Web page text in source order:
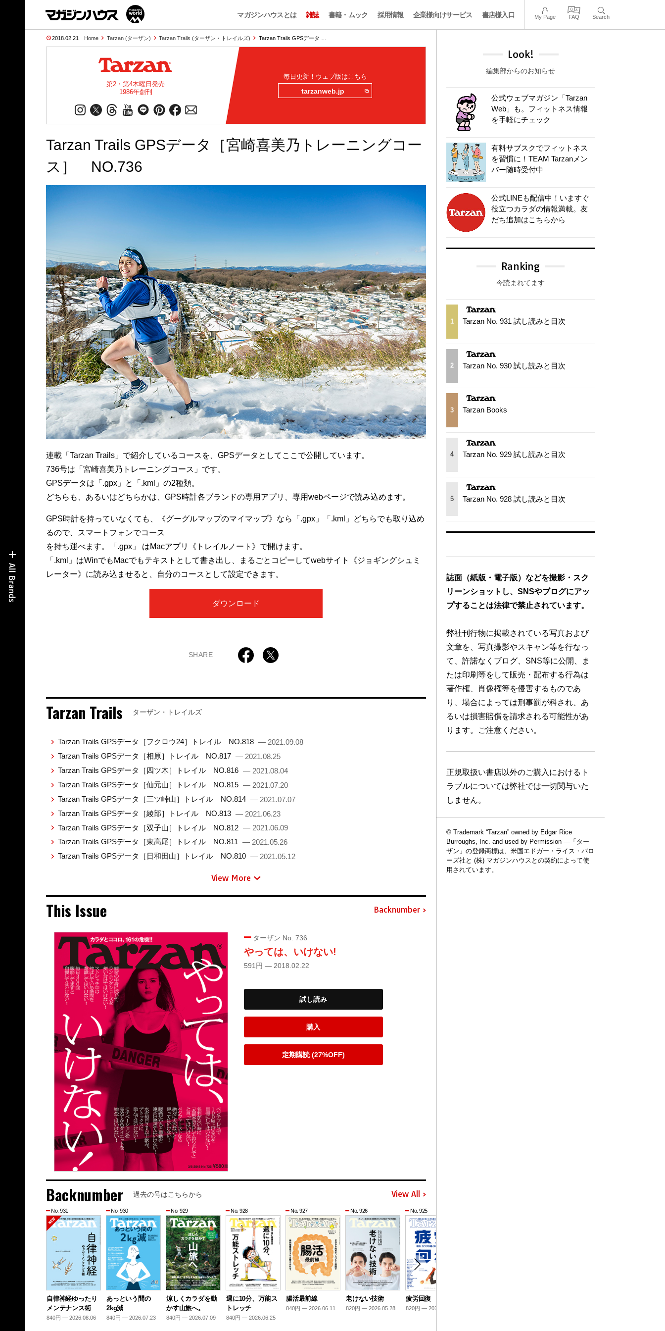
マガジンハウスとは 雑誌 書籍・ムック 採用情報 企業様向けサービス 書店様入口 My Page FAQ Search
2018.02.21 Home Tarzan (ターザン) Tarzan Trails (ターザン・トレイルズ) Tarzan Trails GPSデータ …
第2・第4木曜日発売
1986年創刊
毎日更新！ウェブ版はこちら
tarzanweb.jp
Tarzan Trails GPSデータ［宮崎喜美乃トレーニングコー
ス］ NO.736
連載「Tarzan Trails」で紹介しているコースを、GPSデータとしてここで公開しています。
736号は「宮崎喜美乃トレーニングコース」です。
GPSデータは「.gpx」と「.kml」の2種類。
どちらも、あるいはどちらかは、GPS時計各ブランドの専用アプリ、専用webページで読み込めます。
GPS時計を持っていなくても、《グーグルマップのマイマップ》なら「.gpx」「.kml」どちらでも取り込め
るので、スマートフォンでコース
を持ち運べます。「.gpx」 はMacアプリ《トレイルノート》で開けます。
「.kml」はWinでもMacでもテキストとして書き出し、まるごとコピーしてwebサイト《ジョギングシュミ
レーター》に読み込ませると、自分のコースとして設定できます。
ダウンロード
SHARE
Tarzan Trails ターザン・トレイルズ
Tarzan Trails GPSデータ［フクロウ24］トレイル NO.818 — 2021.09.08
Tarzan Trails GPSデータ［相原］トレイル NO.817 — 2021.08.25
Tarzan Trails GPSデータ［四ツ木］トレイル NO.816 — 2021.08.04
Tarzan Trails GPSデータ［仙元山］トレイル NO.815 — 2021.07.20
Tarzan Trails GPSデータ［三ツ峠山］トレイル NO.814 — 2021.07.07
Tarzan Trails GPSデータ［綾部］トレイル NO.813 — 2021.06.23
Tarzan Trails GPSデータ［双子山］トレイル NO.812 — 2021.06.09
Tarzan Trails GPSデータ［東高尾］トレイル NO.811 — 2021.05.26
Tarzan Trails GPSデータ［日和田山］トレイル NO.810 — 2021.05.12
View More
This Issue Backnumber
ターザン No. 736
やっては、いけない!
591円 — 2018.02.22
試し読み
購入
定期購読 (27%OFF)
Backnumber 過去の号はこちらから View All
No. 931
自律神経ゆったり
メンテナンス術
840円 — 2026.08.06
No. 930
あっという間の
2kg減
840円 — 2026.07.23
No. 929
涼しくカラダを動
かす山旅へ。
840円 — 2026.07.09
No. 928
週に10分、万能ス
トレッチ
840円 — 2026.06.25
No. 927
腸活最前線
840円 — 2026.06.11
No. 926
老けない技術
820円 — 2026.05.28
No. 925
疲労回復
820円 — 2026.05.14
Look!
編集部からのお知らせ
公式ウェブマガジン「Tarzan
Web」も。フィットネス情報
を手軽にチェック
有料サブスクでフィットネス
を習慣に！TEAM Tarzanメン
バー随時受付中
公式LINEも配信中！いますぐ
役立つカラダの情報満載。友
だち追加はこちらから
Ranking
今読まれてます
1 Tarzan No. 931 試し読みと目次
2 Tarzan No. 930 試し読みと目次
3 Tarzan Books
4 Tarzan No. 929 試し読みと目次
5 Tarzan No. 928 試し読みと目次
誌面（紙版・電子版）などを撮影・スク
リーンショットし、SNSやブログにアッ
プすることは法律で禁止されています。
弊社刊行物に掲載されている写真および
文章を、写真撮影やスキャン等を行なっ
て、許諾なくブログ、SNS等に公開、ま
たは印刷等をして販売・配布する行為は
著作権、肖像権等を侵害するものであ
り、場合によっては刑事罰が科され、あ
るいは損害賠償を請求される可能性があ
ります。ご注意ください。
正規取扱い書店以外のご購入におけるト
ラブルについては弊社では一切関与いた
しません。
© Trademark “Tarzan” owned by Edgar Rice
Burroughs, Inc. and used by Permission —「ター
ザン」の登録商標は、米国エドガー・ライス・バロ
ーズ社と (株) マガジンハウスとの契約によって使
用されています。